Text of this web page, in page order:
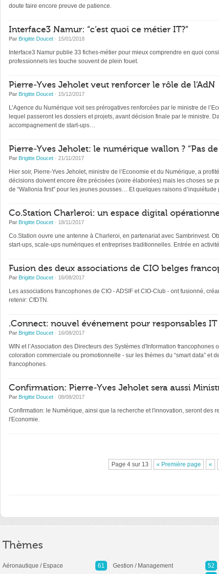
doute faire encore preuve de patience.
Interface3 Namur: “c’est quoi ce métier IT?”
Par Brigitte Doucet · 15/01/2018
Interface3 Namur publie 33 fiches-métier pour mieux comprendre en quoi
professionnels les touche souvent de plein fouet.
Pierre-Yves Jeholet veut renforcer le rôle de l’AdN
Par Brigitte Doucet · 15/12/2017
L’Agence du Numérique voit ses prérogatives renforcées par le ministre de
lequel passeront les dossiers et projets, avant décision finale par le ministre.
accompagnement de start-ups…
Pierre-Yves Jeholet: le numérique wallon ? “Pas
Par Brigitte Doucet · 21/11/2017
Hier soir, Pierre-Yves Jeholet, ministre de l’Economie et du Numérique, a
décisions doivent encore être précisées (voire élaborées) mais les choses se
de “Wallonia first” pour les jeunes pousses… Et quelques raisons
Co.Station Charleroi: un espace digital
Par Brigitte Doucet · 18/11/2017
Co.Station ouvre une antenne à Charleroi, en partenariat avec Sambrinvest.
start-ups, scale-ups numériques et entreprises traditionnelles. Entrée en
Fusion des deux associations de CIO belges
Par Brigitte Doucet · 16/08/2017
Les associations francophones de CIO - ADSIF et CIO-Club - ont fusionné,
retenir: CfDTN.
.Connect: nouvel événement pour responsables
Par Brigitte Doucet · 16/08/2017
WIN et l’Association des Directeurs des Systèmes d'Information
coloration commerciale ou promotionnelle - sur les thèmes du “smart data” et
francophones.
Confirmation: Pierre-Yves Jeholet sera aussi
Par Brigitte Doucet · 08/08/2017
Confirmation: le Numérique, ainsi que la recherche et l'innovation, seront
l'Economie.
Page 4 sur 13 « Première page «
Thèmes
Aéronautique / Espace
61
Gestion / Management
52